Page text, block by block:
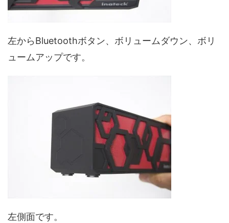
左からBluetoothボタン、ボリュームダウン、ボリ
ュームアップです。
左側面です。